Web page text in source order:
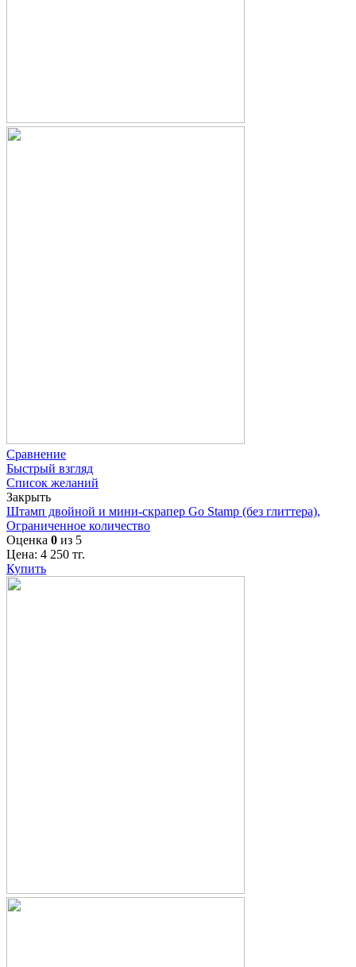
Сравнение
Быстрый взгляд
Список желаний
Закрыть
Штамп двойной и мини-скрапер Go Stamp (без глиттера),
Ограниченное количество
Оценка 0 из 5
Цена: 4 250 тг.
Купить